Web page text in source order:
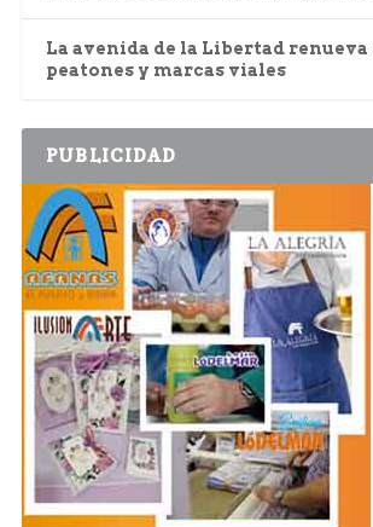
La avenida de la Libertad renueva
peatones y marcas viales
PUBLICIDAD